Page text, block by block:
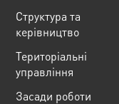
Структура та
керівництво
Територіальні
управління
Засади роботи